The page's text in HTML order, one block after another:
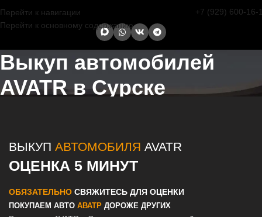
Перейти к навигации
Перейти к основному содержанию
+7 (929) 600-16-
Выкуп автомобилей
AVATR в Сурске
ВЫКУП АВТОМОБИЛЯ AVATR
ОЦЕНКА 5 МИНУТ
ОБЯЗАТЕЛЬНО СВЯЖИТЕСЬ ДЛЯ ОЦЕНКИ
ПОКУПАЕМ АВТО АВАТР ДОРОЖЕ ДРУГИХ